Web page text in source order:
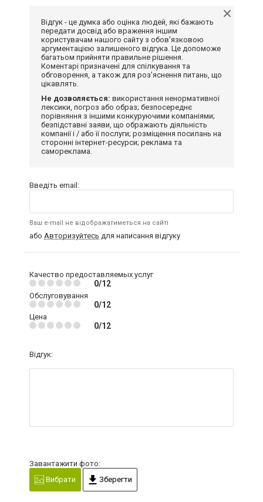
Відгук - це думка або оцінка людей, які бажають
передати досвід або враження іншим
користувачам нашого сайту з обов'язковою
аргументацією залишеного відгука. Це допоможе
багатьом прийняти правильне рішення.
Коментарі призначені для спілкування та
обговорення, а також для роз'яснення питань, що
цікавлять.
Не дозволяється: використання ненормативної
лексики, погроз або образ; безпосереднє
порівняння з іншими конкуруючими компаніями;
безпідставні заяви, що ображають діяльність
компанії і / або її послуги; розміщення посилань на
сторонні інтернет-ресурси; реклама та
самореклама.
Введіть email:
Ваш e-mail не відображатиметься на сайті
або Авторизуйтесь для написання відгуку
Качество предоставляемых услуг
0/12
Обслуговування
0/12
Цена
0/12
Відгук:
Завантажити фото:
Вибрати
Зберегти